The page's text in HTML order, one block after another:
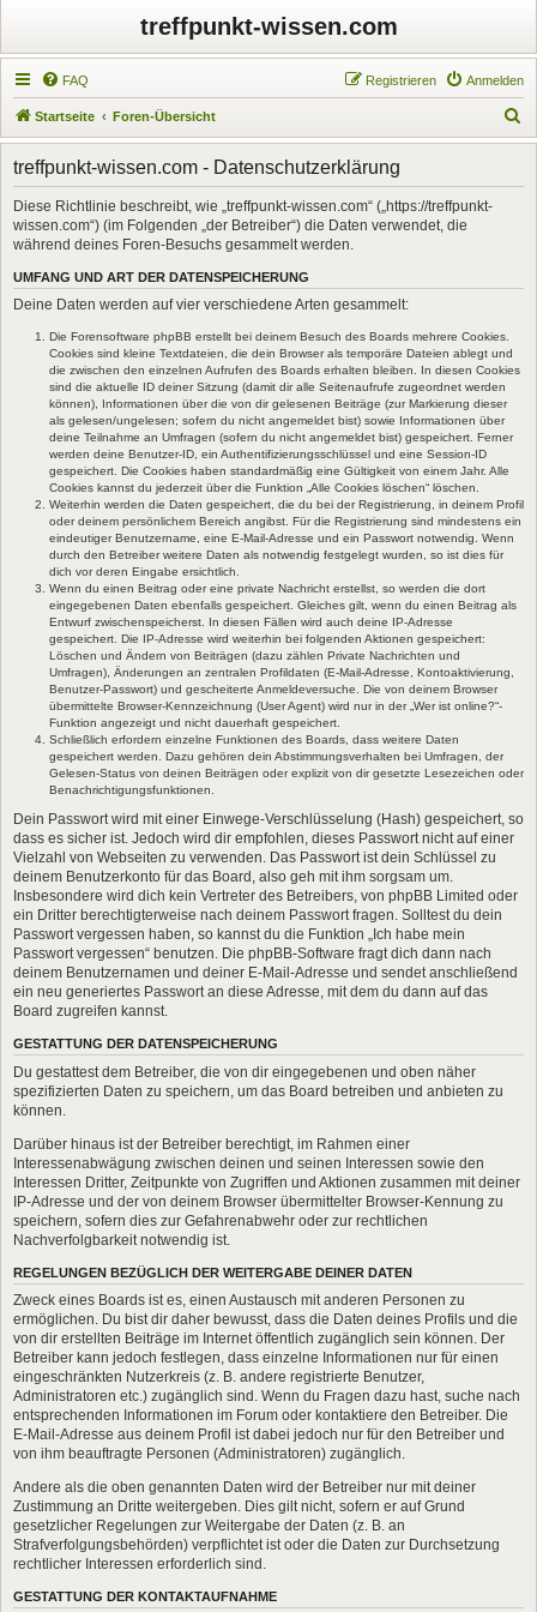
treffpunkt-wissen.com
FAQ Anmelden
Registrieren
Startseite Foren-Übersicht
u
treffpunkt-wissen.com - Datenschutzerklärung
Diese Richtlinie beschreibt, wie „treffpunkt-wissen.com“ („https://treffpunkt-
wissen.com“) (im Folgenden „der Betreiber“) die Daten verwendet, die
während deines Foren-Besuchs gesammelt werden.
UMFANG UND ART DER DATENSPEICHERUNG
Deine Daten werden auf vier verschiedene Arten gesammelt:
Die Forensoftware phpBB erstellt bei deinem Besuch des Boards mehrere Cookies.
Cookies sind kleine Textdateien, die dein Browser als temporäre Dateien ablegt und
die zwischen den einzelnen Aufrufen des Boards erhalten bleiben. In diesen Cookies
sind die aktuelle ID deiner Sitzung (damit dir alle Seitenaufrufe zugeordnet werden
können), Informationen über die von dir gelesenen Beiträge (zur Markierung dieser
als gelesen/ungelesen; sofern du nicht angemeldet bist) sowie Informationen über
deine Teilnahme an Umfragen (sofern du nicht angemeldet bist) gespeichert. Ferner
werden deine Benutzer-ID, ein Authentifizierungsschlüssel und eine Session-ID
gespeichert. Die Cookies haben standardmäßig eine Gültigkeit von einem Jahr. Alle
Cookies kannst du jederzeit über die Funktion „Alle Cookies löschen“ löschen.
Weiterhin werden die Daten gespeichert, die du bei der Registrierung, in deinem Profil
oder deinem persönlichem Bereich angibst. Für die Registrierung sind mindestens ein
eindeutiger Benutzername, eine E-Mail-Adresse und ein Passwort notwendig. Wenn
durch den Betreiber weitere Daten als notwendig festgelegt wurden, so ist dies für
dich vor deren Eingabe ersichtlich.
Wenn du einen Beitrag oder eine private Nachricht erstellst, so werden die dort
eingegebenen Daten ebenfalls gespeichert. Gleiches gilt, wenn du einen Beitrag als
Entwurf zwischenspeicherst. In diesen Fällen wird auch deine IP-Adresse
gespeichert. Die IP-Adresse wird weiterhin bei folgenden Aktionen gespeichert:
Löschen und Ändern von Beiträgen (dazu zählen Private Nachrichten und
Umfragen), Änderungen an zentralen Profildaten (E-Mail-Adresse, Kontoaktivierung,
Benutzer-Passwort) und gescheiterte Anmeldeversuche. Die von deinem Browser
übermittelte Browser-Kennzeichnung (User Agent) wird nur in der „Wer ist online?“-
Funktion angezeigt und nicht dauerhaft gespeichert.
Schließlich erfordern einzelne Funktionen des Boards, dass weitere Daten
gespeichert werden. Dazu gehören dein Abstimmungsverhalten bei Umfragen, der
Gelesen-Status von deinen Beiträgen oder explizit von dir gesetzte Lesezeichen oder
Benachrichtigungsfunktionen.
Dein Passwort wird mit einer Einwege-Verschlüsselung (Hash) gespeichert, so
dass es sicher ist. Jedoch wird dir empfohlen, dieses Passwort nicht auf einer
Vielzahl von Webseiten zu verwenden. Das Passwort ist dein Schlüssel zu
deinem Benutzerkonto für das Board, also geh mit ihm sorgsam um.
Insbesondere wird dich kein Vertreter des Betreibers, von phpBB Limited oder
ein Dritter berechtigterweise nach deinem Passwort fragen. Solltest du dein
Passwort vergessen haben, so kannst du die Funktion „Ich habe mein
Passwort vergessen“ benutzen. Die phpBB-Software fragt dich dann nach
deinem Benutzernamen und deiner E-Mail-Adresse und sendet anschließend
ein neu generiertes Passwort an diese Adresse, mit dem du dann auf das
Board zugreifen kannst.
GESTATTUNG DER DATENSPEICHERUNG
Du gestattest dem Betreiber, die von dir eingegebenen und oben näher
spezifizierten Daten zu speichern, um das Board betreiben und anbieten zu
können.
Darüber hinaus ist der Betreiber berechtigt, im Rahmen einer
Interessenabwägung zwischen deinen und seinen Interessen sowie den
Interessen Dritter, Zeitpunkte von Zugriffen und Aktionen zusammen mit deiner
IP-Adresse und der von deinem Browser übermittelter Browser-Kennung zu
speichern, sofern dies zur Gefahrenabwehr oder zur rechtlichen
Nachverfolgbarkeit notwendig ist.
REGELUNGEN BEZÜGLICH DER WEITERGABE DEINER DATEN
Zweck eines Boards ist es, einen Austausch mit anderen Personen zu
ermöglichen. Du bist dir daher bewusst, dass die Daten deines Profils und die
von dir erstellten Beiträge im Internet öffentlich zugänglich sein können. Der
Betreiber kann jedoch festlegen, dass einzelne Informationen nur für einen
eingeschränkten Nutzerkreis (z. B. andere registrierte Benutzer,
Administratoren etc.) zugänglich sind. Wenn du Fragen dazu hast, suche nach
entsprechenden Informationen im Forum oder kontaktiere den Betreiber. Die
E-Mail-Adresse aus deinem Profil ist dabei jedoch nur für den Betreiber und
von ihm beauftragte Personen (Administratoren) zugänglich.
Andere als die oben genannten Daten wird der Betreiber nur mit deiner
Zustimmung an Dritte weitergeben. Dies gilt nicht, sofern er auf Grund
gesetzlicher Regelungen zur Weitergabe der Daten (z. B. an
Strafverfolgungsbehörden) verpflichtet ist oder die Daten zur Durchsetzung
rechtlicher Interessen erforderlich sind.
GESTATTUNG DER KONTAKTAUFNAHME